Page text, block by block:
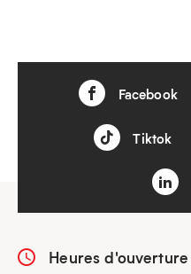
Facebook
Tiktok
Heures d'ouverture